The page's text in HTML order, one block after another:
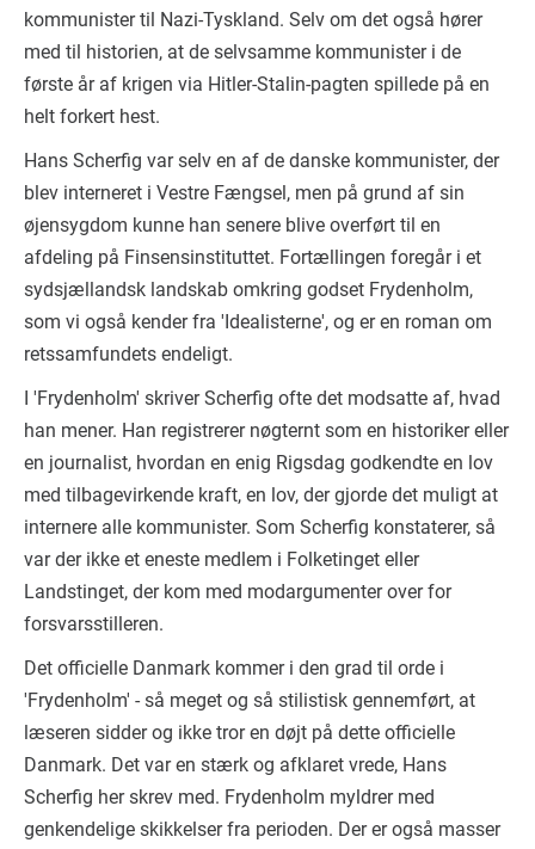
kommunister til Nazi-Tyskland. Selv om det også hører
med til historien, at de selvsamme kommunister i de
første år af krigen via Hitler-Stalin-pagten spillede på en
helt forkert hest.
Hans Scherfig var selv en af de danske kommunister, der
blev interneret i Vestre Fængsel, men på grund af sin
øjensygdom kunne han senere blive overført til en
afdeling på Finsensinstituttet. Fortællingen foregår i et
sydsjællandsk landskab omkring godset Frydenholm,
som vi også kender fra 'Idealisterne', og er en roman om
retssamfundets endeligt.
I 'Frydenholm' skriver Scherfig ofte det modsatte af, hvad
han mener. Han registrerer nøgternt som en historiker eller
en journalist, hvordan en enig Rigsdag godkendte en lov
med tilbagevirkende kraft, en lov, der gjorde det muligt at
internere alle kommunister. Som Scherfig konstaterer, så
var der ikke et eneste medlem i Folketinget eller
Landstinget, der kom med modargumenter over for
forsvarsstilleren.
Det officielle Danmark kommer i den grad til orde i
'Frydenholm' - så meget og så stilistisk gennemført, at
læseren sidder og ikke tror en døjt på dette officielle
Danmark. Det var en stærk og afklaret vrede, Hans
Scherfig her skrev med. Frydenholm myldrer med
genkendelige skikkelser fra perioden. Der er også masser